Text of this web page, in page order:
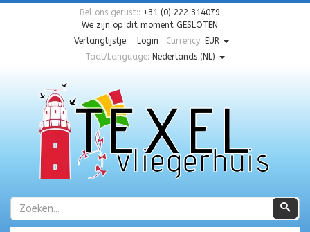
Bel ons gerust:: +31 (0) 222 314079
We zijn op dit moment GESLOTEN
Verlanglijstje
Login Currency: EUR
Taal/Language: Nederlands (NL)
Zoeken